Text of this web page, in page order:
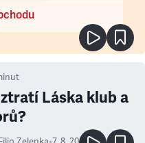
Láska klub a